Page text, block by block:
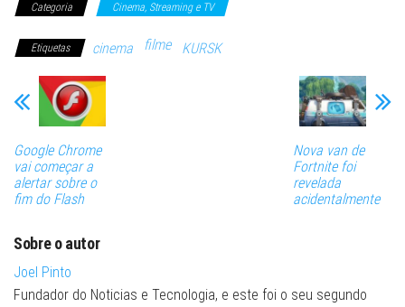
Categoria Cinema, Streaming e TV
Etiquetas cinema filme KURSK
Google Chrome
vai começar a
alertar sobre o
fim do Flash
Nova van de
Fortnite foi
revelada
acidentalmente
Sobre o autor
Joel Pinto
Fundador do Noticias e Tecnologia, e este foi o seu segundo